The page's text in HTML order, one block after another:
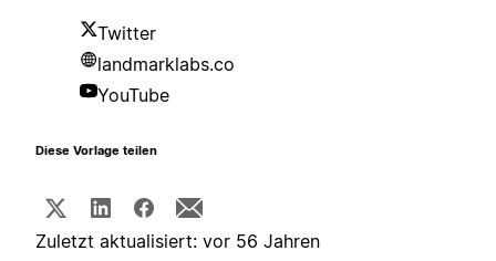
Twitter
landmarklabs.co
YouTube
Diese Vorlage teilen
Zuletzt aktualisiert: vor 56 Jahren